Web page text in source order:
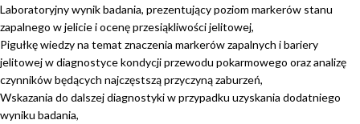
Laboratoryjny wynik badania, prezentujący poziom markerów stanu
zapalnego w jelicie i ocenę przesiąkliwości jelitowej,
Pigułkę wiedzy na temat znaczenia markerów zapalnych i bariery
jelitowej w diagnostyce kondycji przewodu pokarmowego oraz analizę
czynników będących najczęstszą przyczyną zaburzeń,
Wskazania do dalszej diagnostyki w przypadku uzyskania dodatniego
wyniku badania,